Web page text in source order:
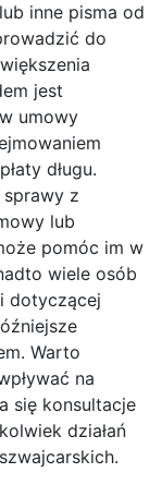
inne pisma od
do
jest
umowy
długu.
z
lub
pomóc im w
wiele osób
dotyczącej
Warto
na
się konsultacje
działań